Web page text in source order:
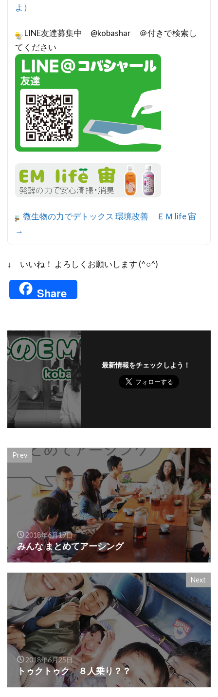
よ）
LINE友達募集中 @kobashar ＠付きで検索し
てください
微生物の力でデトックス 環境改善 ＥＭ life 宙
→
↓ いいね！ よろしくお願いします (^○^)
Share
最新情報をチェックしよう！
Prev
2018年6月19日
みんな まとめてアーシング
Next
2018年6月25日
トゥクトゥク ８人乗り？？